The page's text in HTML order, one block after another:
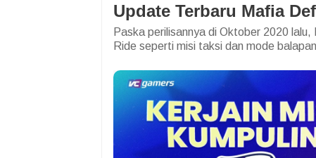
Update Terbaru Mafia
Paska perilisannya di Oktober 2020
Ride seperti misi taksi dan mode